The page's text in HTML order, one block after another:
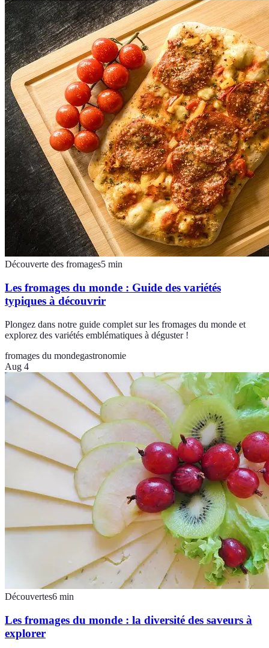
Découverte des fromages5 min
Les fromages du monde : Guide des variétés
typiques à découvrir
Plongez dans notre guide complet sur les fromages du monde et
explorez des variétés emblématiques à déguster !
fromages du mondegastronomie
Aug 4
Découvertes6 min
Les fromages du monde : la diversité des saveurs à
explorer